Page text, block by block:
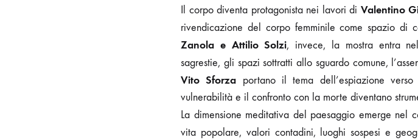
Il corpo diventa protagonista nei lavori di Valentino
rivendicazione del corpo femminile come spazio di
Zanola e Attilio Solzi, invece, la mostra entra
sagrestie, gli spazi sottratti allo sguardo comune,
Vito Sforza portano il tema dell’espiazione
vulnerabilità e il confronto con la morte diventano
La dimensione meditativa del paesaggio emerge nel
vita popolare, valori contadini, luoghi sospesi e